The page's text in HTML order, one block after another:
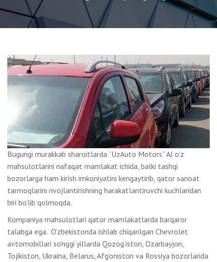
Bugungi murakkab sharoitlarda “UzAuto Motors” AJ o’z
mahsulotlarini nafaqat mamlakat ichida, balki tashqi
bozorlarga ham kirish imkoniyatini kengaytirib, qator sanoat
tarmoqlarini rivojlantirishning harakatlantiruvchi kuchlaridan
biri bo’lib qolmoqda.
Kompaniya mahsulotlari qator mamlakatlarda barqaror
talabga ega. O‘zbekistonda ishlab chiqarilgan Chevrolet
avtomobillari so‘nggi yillarda Qozog‘iston, Ozarbayjon,
Tojikiston, Ukraina, Belarus, Afg‘oniston va Rossiya bozorlarida